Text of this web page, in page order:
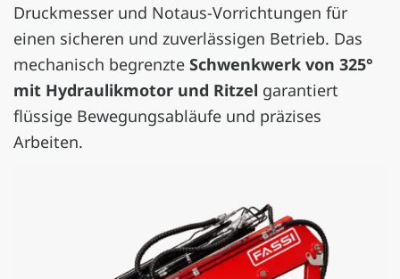
Druckmesser und Notaus-Vorrichtungen für
einen sicheren und zuverlässigen Betrieb. Das
mechanisch begrenzte Schwenkwerk von 325°
mit Hydraulikmotor und Ritzel garantiert
flüssige Bewegungsabläufe und präzises
Arbeiten.